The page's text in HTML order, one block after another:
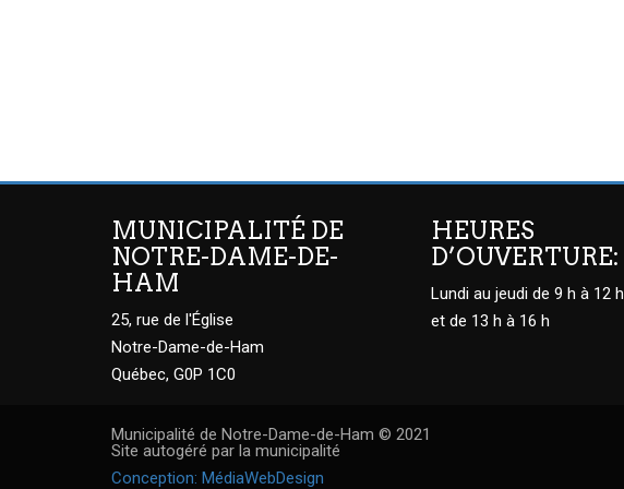
MUNICIPALITÉ DE
NOTRE-DAME-DE-
HAM
25, rue de l'Église
Notre-Dame-de-Ham
Québec, G0P 1C0
HEURES
D’OUVERTURE:
Lundi au jeudi de 9 h à 12 h
et de 13 h à 16 h
Municipalité de Notre-Dame-de-Ham © 2021
Site autogéré par la municipalité
Conception: MédiaWebDesign